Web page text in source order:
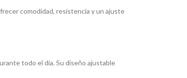
comodidad, resistencia y un ajuste
todo el día. Su diseño ajustable